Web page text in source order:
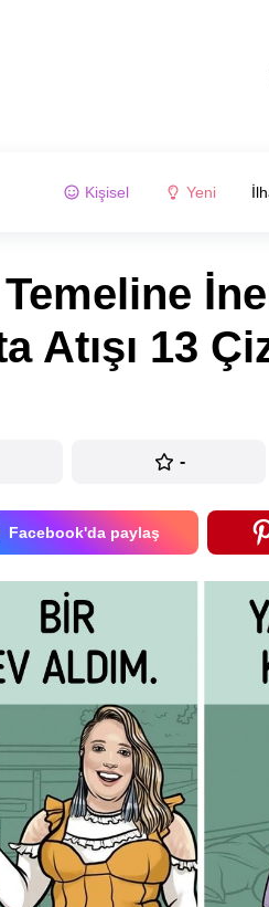
Kişisel Yeni
Atışı 13
-
Facebook'da paylaş